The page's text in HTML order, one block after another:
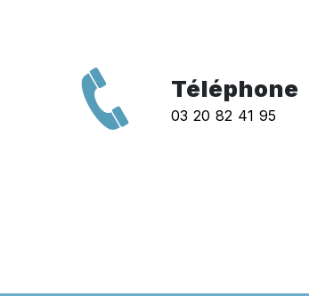
Téléphone
03 20 82 41 95